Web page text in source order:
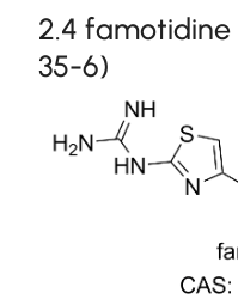
2.4 famotidine
35-6)